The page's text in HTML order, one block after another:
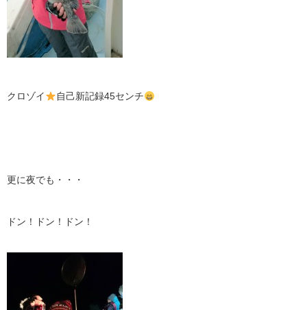
クロゾイ 自己新記録45センチ
更に夜でも・・・
ドン！ドン！ドン！